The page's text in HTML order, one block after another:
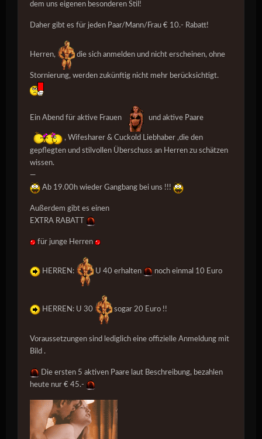
dem uns eigenen besonderen Stil!
Daher gibt es für jeden Paar/Mann/Frau € 10.- Rabatt!
Herren, die sich anmelden und nicht erscheinen, ohne
Stornierung, werden zukünftig nicht mehr berücksichtigt.
Ein Abend für aktive Frauen und aktive Paare
, Wifesharer & Cuckold Liebhaber ,die den
gepflegten und stilvollen Überschuss an Herren zu schätzen
wissen. ️️️
—
Ab 19.00h wieder Gangbang bei uns !!!
Außerdem gibt es einen
EXTRA RABATT
für junge Herren
HERREN: U 40 erhalten noch einmal 10 Euro
HERREN: U 30 sogar 20 Euro !!
Voraussetzungen sind lediglich eine offizielle Anmeldung mit
Bild .
Die ersten 5 aktiven Paare laut Beschreibung, bezahlen
heute nur € 45.-